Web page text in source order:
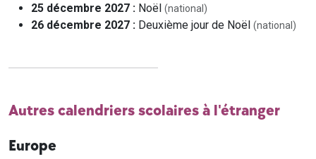
25 décembre 2027 : Noël (national)
26 décembre 2027 : Deuxième jour de Noël (national)
Autres calendriers scolaires à l'étranger
Europe